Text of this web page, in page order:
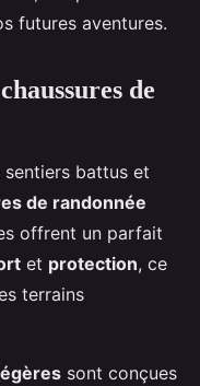
futures aventures.
de
battus et
de randonnée
offrent un parfait
et protection, ce
terrains
sont conçues